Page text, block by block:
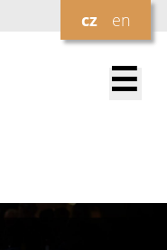
cz en
☰